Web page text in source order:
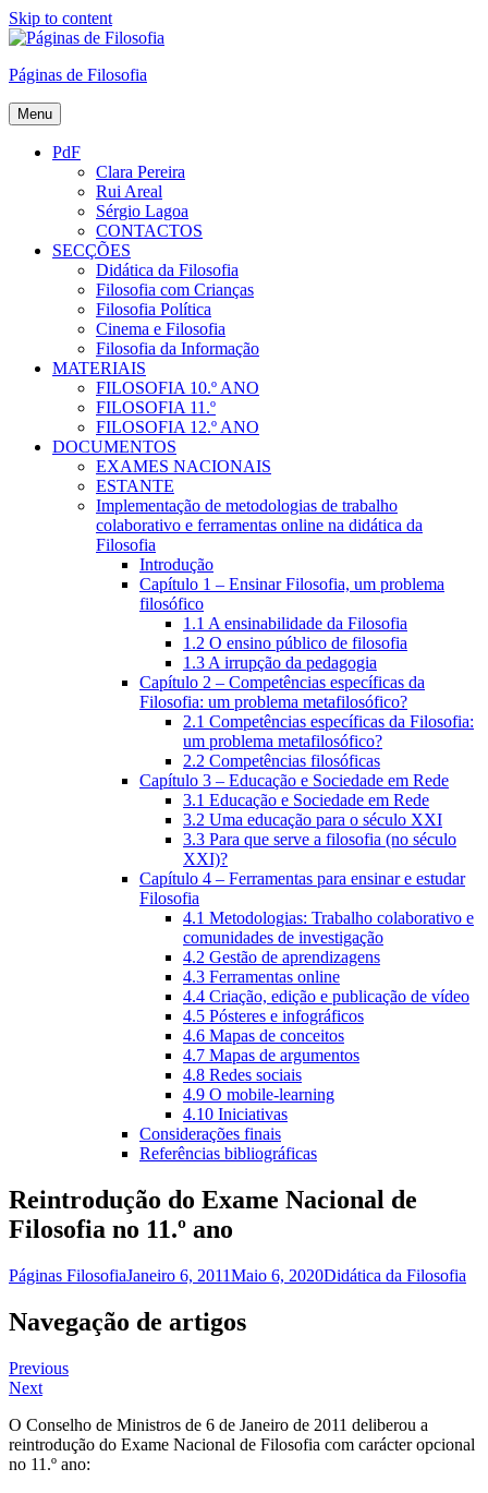
Skip to content
Páginas de Filosofia
Menu
PdF
Clara Pereira
Rui Areal
Sérgio Lagoa
CONTACTOS
SECÇÕES
Didática da Filosofia
Filosofia com Crianças
Filosofia Política
Cinema e Filosofia
Filosofia da Informação
MATERIAIS
FILOSOFIA 10.º ANO
FILOSOFIA 11.º
FILOSOFIA 12.º ANO
DOCUMENTOS
EXAMES NACIONAIS
ESTANTE
Implementação de metodologias de trabalho
colaborativo e ferramentas online na didática da
Filosofia
Introdução
Capítulo 1 – Ensinar Filosofia, um problema
filosófico
1.1 A ensinabilidade da Filosofia
1.2 O ensino público de filosofia
1.3 A irrupção da pedagogia
Capítulo 2 – Competências específicas da
Filosofia: um problema metafilosófico?
2.1 Competências específicas da Filosofia:
um problema metafilosófico?
2.2 Competências filosóficas
Capítulo 3 – Educação e Sociedade em Rede
3.1 Educação e Sociedade em Rede
3.2 Uma educação para o século XXI
3.3 Para que serve a filosofia (no século
XXI)?
Capítulo 4 – Ferramentas para ensinar e estudar
Filosofia
4.1 Metodologias: Trabalho colaborativo e
comunidades de investigação
4.2 Gestão de aprendizagens
4.3 Ferramentas online
4.4 Criação, edição e publicação de vídeo
4.5 Pósteres e infográficos
4.6 Mapas de conceitos
4.7 Mapas de argumentos
4.8 Redes sociais
4.9 O mobile-learning
4.10 Iniciativas
Considerações finais
Referências bibliográficas
Reintrodução do Exame Nacional de
Filosofia no 11.º ano
Páginas FilosofiaJaneiro 6, 2011Maio 6, 2020Didática da Filosofia
Navegação de artigos
Previous
Next
O Conselho de Ministros de 6 de Janeiro de 2011 deliberou a
reintrodução do Exame Nacional de Filosofia com carácter opcional
no 11.º ano: